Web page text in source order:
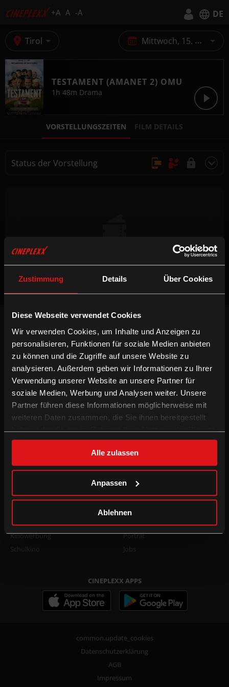
Zustimmung Details Über Cookies
Diese Webseite verwendet Cookies
Wir verwenden Cookies, um Inhalte und Anzeigen zu
personalisieren, Funktionen für soziale Medien anbieten
zu können und die Zugriffe auf unsere Website zu
analysieren. Außerdem geben wir Informationen zu Ihrer
Verwendung unserer Website an unsere Partner für
soziale Medien, Werbung und Analysen weiter. Unsere
Partner führen diese Informationen möglicherweise mit
weiteren Daten zusammen, die Sie ihnen bereitgestellt
haben oder die sie im Rahmen Ihrer Nutzung der Dienste
gesammelt haben.
Alle zulassen
Anpassen
Ablehnen
+A A -A DE
Tirol Mittwoch, 15. Oktober
TESTAMENT (AMANET 2) OMU
Drama
1h 48m
VORSTELLUNGSZEITEN FILM DETAILS
Status der Vorstellung
Keine Vorstellungen verfügbar
Willst du keinen Film verpassen, registriere
dich beim Newsletter um am Laufenden zu
bleiben!
ANMELDEN
INFORMATION
Technologien
Gutschein-Info
DOT.magazine
FOLGE UNS
Facebook
Instagram
TikTok
WhatsApp
Kino mieten
Kinowerbung
Schulkino
Presse
Porträt
Jobs
CINEPLEXX APPS
common.update_cookies
Datenschutzerklärung
AGB
Impressum